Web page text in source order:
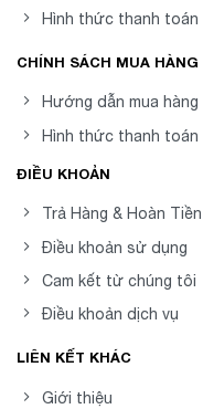
Hình thức thanh toán
CHÍNH SÁCH MUA HÀNG
Hướng dẫn mua hàng
Hình thức thanh toán
ĐIỀU KHOẢN
Trả Hàng & Hoàn Tiền
Điều khoản sử dụng
Cam kết từ chúng tôi
Điều khoản dịch vụ
LIÊN KẾT KHÁC
Giới thiệu